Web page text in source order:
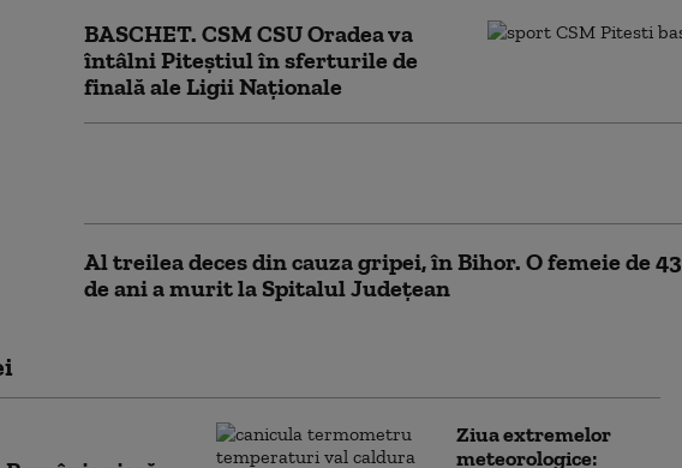
BASCHET. CSM CSU Oradea va
întâlni Piteştiul în sferturile de
finală ale Ligii Naționale
Al treilea deces din cauza gripei, în Bihor. O femeie de 43
de ani a murit la Spitalul Județean
Ziua extremelor
meteorologice: